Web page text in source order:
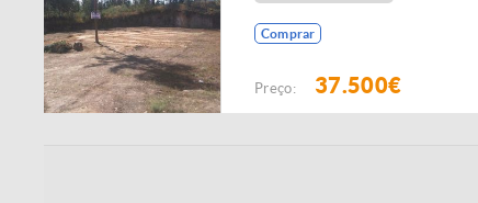
Comprar
Preço: 37.500€